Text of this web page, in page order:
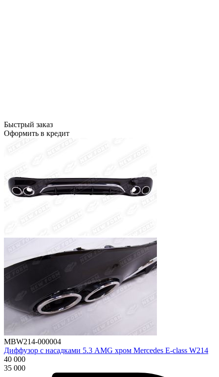
Быстрый заказ
Оформить в кредит
MBW214-000004
Диффузор с насадками 5.3 AMG хром Mercedes E-class W214
40 000
35 000